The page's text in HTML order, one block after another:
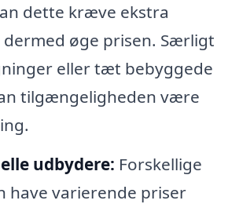
dette kræve ekstra
øge prisen. Særligt
eller tæt bebyggede
tilgængeligheden være
udbydere: Forskellige
have varierende priser